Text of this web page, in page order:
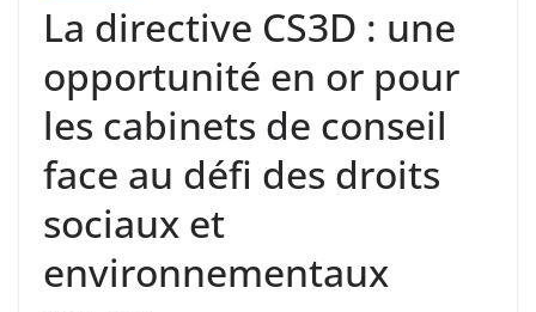
La directive CS3D : une
opportunité en or pour
les cabinets de conseil
face au défi des droits
sociaux et
environnementaux